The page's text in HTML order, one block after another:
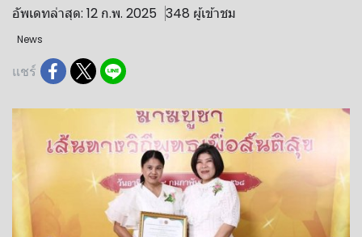
อัพเดทล่าสุด: 12 ก.พ. 2025 348 ผู้เข้าชม
News
แชร์